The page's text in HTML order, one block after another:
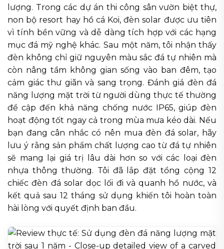
lượng. Trong các dự án thi công sân vườn biệt thự,
non bộ resort hay hồ cá Koi, đèn solar được ưu tiên
vì tính bền vững và dễ dàng tích hợp với các hạng
mục đá mỹ nghệ khác. Sau một năm, tôi nhận thấy
đèn không chỉ giữ nguyên màu sắc đá tự nhiên mà
còn nâng tầm không gian sống vào ban đêm, tạo
cảm giác thư giãn và sang trọng. Đánh giá đèn đá
năng lượng mặt trời từ người dùng thực tế thường
đề cập đến khả năng chống nước IP65, giúp đèn
hoạt động tốt ngay cả trong mùa mưa kéo dài. Nếu
bạn đang cân nhắc có nên mua đèn đá solar, hãy
lưu ý rằng sản phẩm chất lượng cao từ đá tự nhiên
sẽ mang lại giá trị lâu dài hơn so với các loại đèn
nhựa thông thường. Tôi đã lắp đặt tổng cộng 12
chiếc đèn đá solar dọc lối đi và quanh hồ nước, và
kết quả sau 12 tháng sử dụng khiến tôi hoàn toàn
hài lòng với quyết định ban đầu.